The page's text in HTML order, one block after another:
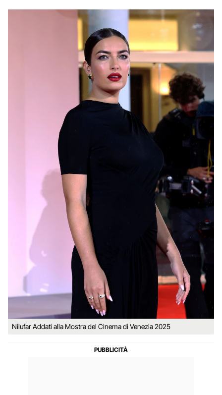
Nilufar Addati alla Mostra del Cinema di Venezia 2025